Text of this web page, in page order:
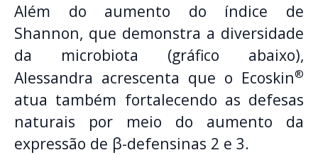
Além do aumento do índice de
Shannon, que demonstra a diversidade
da microbiota (gráfico abaixo),
Alessandra acrescenta que o Ecoskin®
atua também fortalecendo as defesas
naturais por meio do aumento da
expressão de β-defensinas 2 e 3.